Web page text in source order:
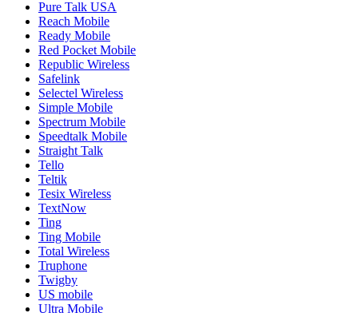
Pure Talk USA
Reach Mobile
Ready Mobile
Red Pocket Mobile
Republic Wireless
Safelink
Selectel Wireless
Simple Mobile
Spectrum Mobile
Speedtalk Mobile
Straight Talk
Tello
Teltik
Tesix Wireless
TextNow
Ting
Ting Mobile
Total Wireless
Truphone
Twigby
US mobile
Ultra Mobile